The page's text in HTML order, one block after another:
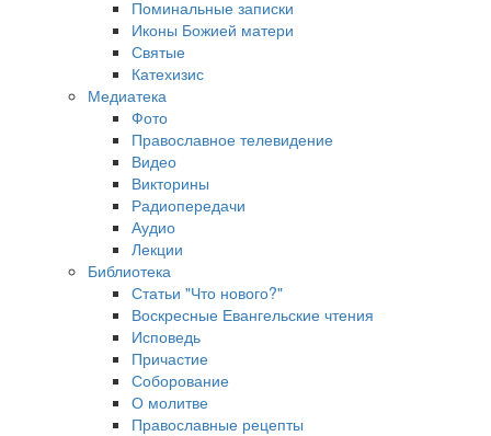
Поминальные записки
Иконы Божией матери
Святые
Катехизис
Медиатека
Фото
Православное телевидение
Видео
Викторины
Радиопередачи
Аудио
Лекции
Библиотека
Статьи "Что нового?"
Воскресные Евангельские чтения
Исповедь
Причастие
Соборование
О молитве
Православные рецепты